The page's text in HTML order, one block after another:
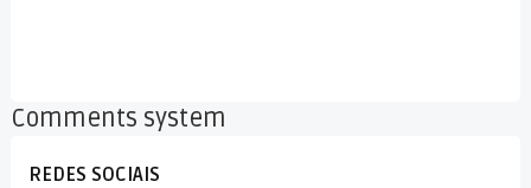
Comments system
REDES SOCIAIS